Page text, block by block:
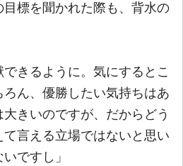
標を聞かれた際も、背水の
できるように。気にするとこ
ん、優勝したい気持ちはあ
きいのですが、だからどう
て言える立場ではないと思い
ですし」